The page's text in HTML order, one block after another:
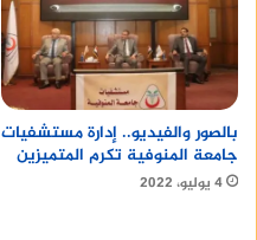
بالصور والفيديو.. إدارة مستشفيات
جامعة المنوفية تكرم المتميزين
4 يوليو، 2022